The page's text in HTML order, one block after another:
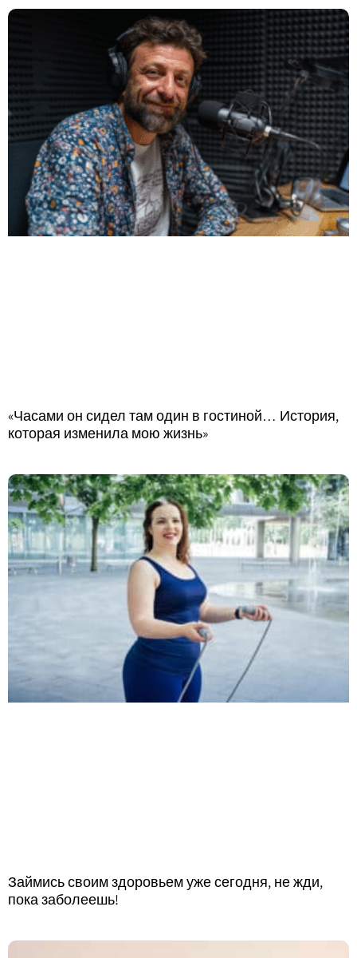
«Часами он сидел там один в гостиной… История,
которая изменила мою жизнь»
Займись своим здоровьем уже сегодня, не жди,
пока заболеешь!